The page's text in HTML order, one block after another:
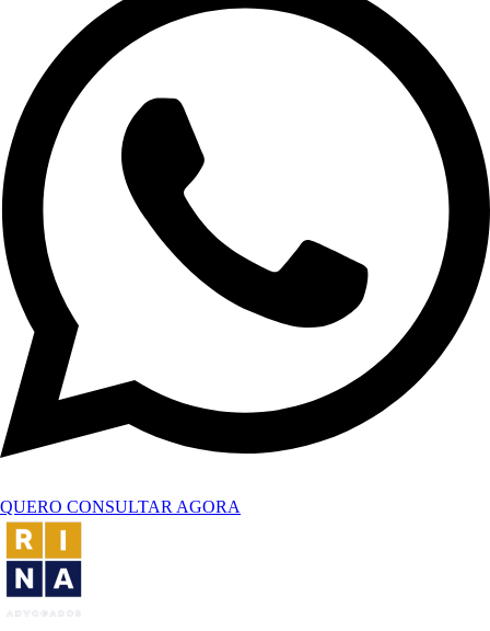
QUERO CONSULTAR AGORA